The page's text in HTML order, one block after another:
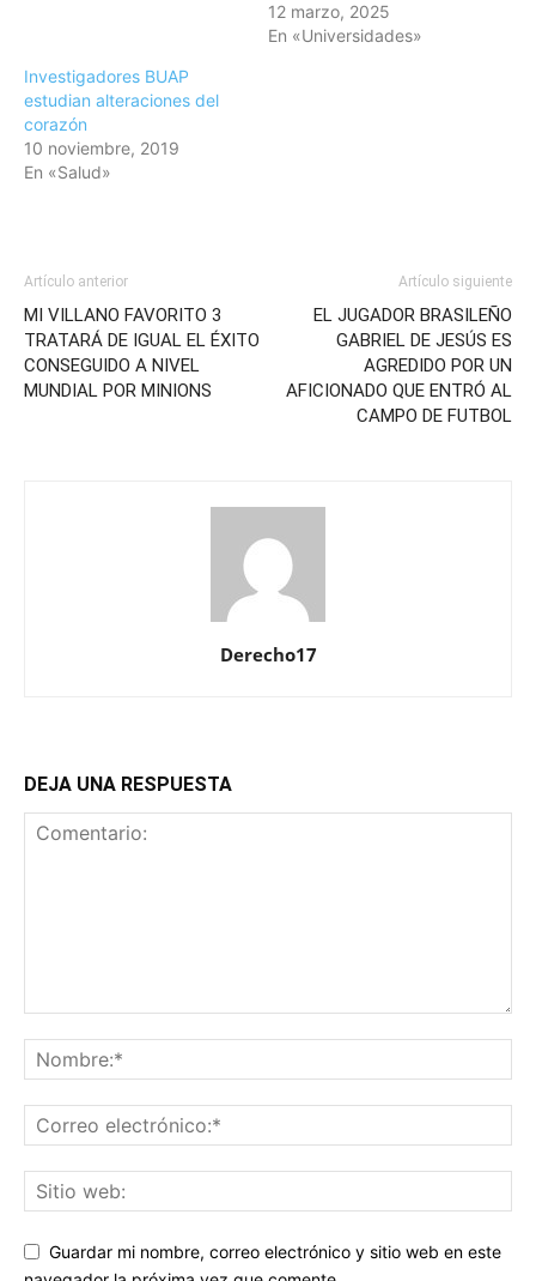
12 marzo, 2025
En «Universidades»
Investigadores BUAP
estudian alteraciones del
corazón
10 noviembre, 2019
En «Salud»
Artículo anterior
MI VILLANO FAVORITO 3
TRATARÁ DE IGUAL EL ÉXITO
CONSEGUIDO A NIVEL
MUNDIAL POR MINIONS
Artículo siguiente
EL JUGADOR BRASILEÑO
GABRIEL DE JESÚS ES
AGREDIDO POR UN
AFICIONADO QUE ENTRÓ AL
CAMPO DE FUTBOL
Derecho17
DEJA UNA RESPUESTA
Guardar mi nombre, correo electrónico y sitio web en este